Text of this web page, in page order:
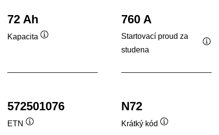
72 Ah
Kapacita
760 A
Startovací proud za
studena
572501076
ETN
N72
Krátký kód